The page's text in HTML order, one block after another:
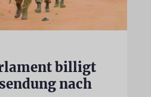
billigt
nach